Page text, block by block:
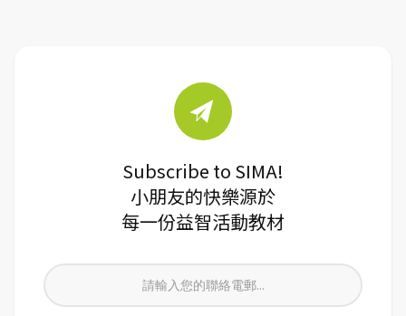
Subscribe to SIMA!
小朋友的快樂源於
每一份益智活動教材